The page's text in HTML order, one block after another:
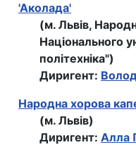
'Аколада'
(м. Львів,
Національного
політехніка")
Диригент:
Народна хорова
(м. Львів)
Диригент: Алла